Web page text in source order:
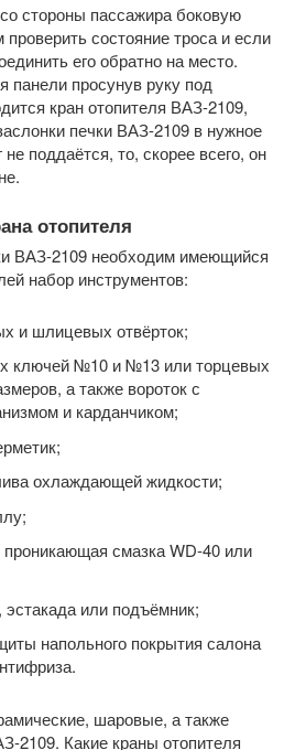
стороны пассажира боковую
состояние троса и если
его обратно на место.
панели просунув руку под
кран отопителя ВАЗ-2109,
печки ВАЗ-2109 в нужное
поддаётся, то, скорее всего, он
отопителя
ВАЗ-2109 необходим имеющийся
набор инструментов:
и шлицевых отвёрток;
ключей №10 и №13 или торцевых
а также вороток с
и карданчиком;
охлаждающей жидкости;
проникающая смазка WD-40 или
или подъёмник;
напольного покрытия салона
шаровые, а также
2109. Какие краны отопителя